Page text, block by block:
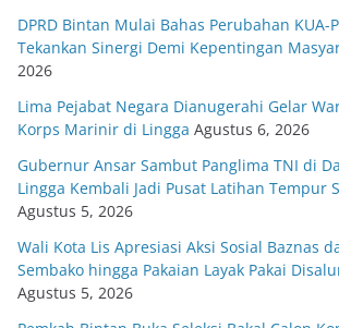
DPRD Bintan Mulai Bahas Perubahan KUA-
Tekankan Sinergi Demi Kepentingan
2026
Lima Pejabat Negara Dianugerahi Gelar
Korps Marinir di Lingga Agustus 6, 2026
Gubernur Ansar Sambut Panglima TNI di
Lingga Kembali Jadi Pusat Latihan Tempur
Agustus 5, 2026
Wali Kota Lis Apresiasi Aksi Sosial Baznas
Sembako hingga Pakaian Layak Pakai
Agustus 5, 2026